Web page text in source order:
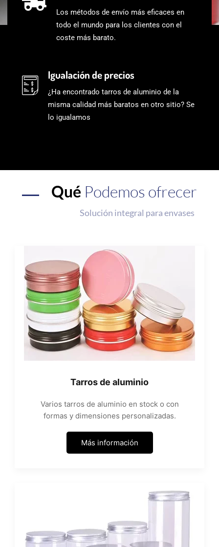
Los métodos de envío más eficaces en
todo el mundo para los clientes con el
coste más barato.
Igualación de precios
¿Ha encontrado tarros de aluminio de la
misma calidad más baratos en otro sitio? Se
lo igualamos
Qué Podemos ofrecer
Solución integral para envases
Tarros de aluminio
Varios tarros de aluminio en stock o con
formas y dimensiones personalizadas.
Más información